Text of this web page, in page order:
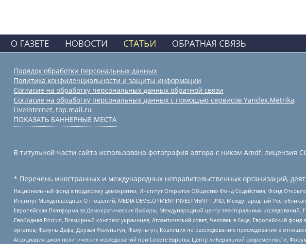
О ГАЗЕТЕ НОВОСТИ СТАТЬИ ОБРАТНАЯ СВЯЗЬ
Порядок обработки персональных данных
Политика конфиденциальности и защиты информации
Согласие на обработку персональных данных обратной связи
Согласие на обработку персональных данных с помощью сервисов Yandex.Metrika,
LiveInternet, top.mail.ru
ПОКАЗАТЬ БАННЕРНЫЕ МЕСТА
В титульной части сайта использована фотография автора с ником Amdf, лицензия
* Перечень иностранных и международных неправительственных организаций,
Национальный фонд в поддержку демократии, Институт Открытое Общество Фонд Содействия, Фонд
Институт Международных Отношений, MEDIA DEVELOPMENT INVESTMENT FUND, Международный
Европейская Платформа за Демократические Выборы, Международный центр электоральных
Свободная Россия, Всемирный конгресс украинцев, Атлантический совет, Человек в беде, Европейский
органов, Фалунь Дафа, Друзья Фалуньгун, Фалуньгун, Коалиция по расследованию преследования в
Ассоциация школ политических исследований при Совете Европы, Центр либеральной современности,